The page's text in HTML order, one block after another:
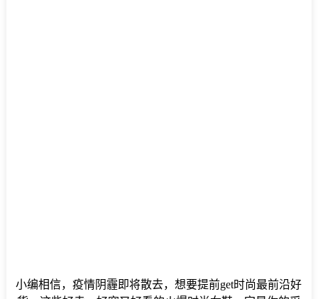
小编相信，疫情阴霾即将散去，想要提前get时尚最前沿好